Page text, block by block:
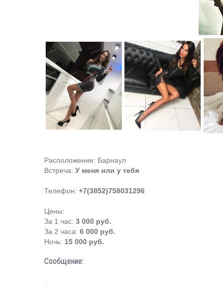
Расположение: Барнаул
Встреча: У меня или у тебя
Телефон: +7(3852)758031296
Цены:
За 1 час: 3 000 руб.
За 2 часа: 6 000 руб.
Ночь: 15 000 руб.
Сообщение: